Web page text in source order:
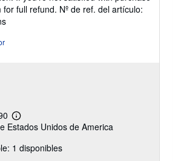
for full refund. Nº de ref. del artículo:
Más
información
las
tarifas
Estados Unidos de America
1 disponibles